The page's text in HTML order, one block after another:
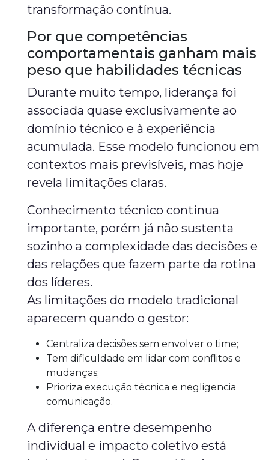
transformação contínua.
Por que competências
comportamentais ganham mais
peso que habilidades técnicas
Durante muito tempo, liderança foi
associada quase exclusivamente ao
domínio técnico e à experiência
acumulada. Esse modelo funcionou em
contextos mais previsíveis, mas hoje
revela limitações claras.
Conhecimento técnico continua
importante, porém já não sustenta
sozinho a complexidade das decisões e
das relações que fazem parte da rotina
dos líderes.
As limitações do modelo tradicional
aparecem quando o gestor:
Centraliza decisões sem envolver o time;
Tem dificuldade em lidar com conflitos e
mudanças;
Prioriza execução técnica e negligencia
comunicação.
A diferença entre desempenho
individual e impacto coletivo está